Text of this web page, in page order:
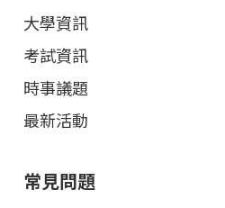
大學資訊
考試資訊
時事議題
最新活動
常見問題